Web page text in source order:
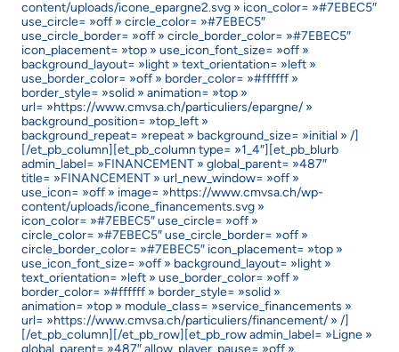
content/uploads/icone_epargne2.svg » icon_color= »#7EBEC5″
use_circle= »off » circle_color= »#7EBEC5″
use_circle_border= »off » circle_border_color= »#7EBEC5″
icon_placement= »top » use_icon_font_size= »off »
background_layout= »light » text_orientation= »left »
use_border_color= »off » border_color= »#ffffff »
border_style= »solid » animation= »top »
url= »https://www.cmvsa.ch/particuliers/epargne/ »
background_position= »top_left »
background_repeat= »repeat » background_size= »initial » /]
[/et_pb_column][et_pb_column type= »1_4″][et_pb_blurb
admin_label= »FINANCEMENT » global_parent= »487″
title= »FINANCEMENT » url_new_window= »off »
use_icon= »off » image= »https://www.cmvsa.ch/wp-
content/uploads/icone_financements.svg »
icon_color= »#7EBEC5″ use_circle= »off »
circle_color= »#7EBEC5″ use_circle_border= »off »
circle_border_color= »#7EBEC5″ icon_placement= »top »
use_icon_font_size= »off » background_layout= »light »
text_orientation= »left » use_border_color= »off »
border_color= »#ffffff » border_style= »solid »
animation= »top » module_class= »service_financements »
url= »https://www.cmvsa.ch/particuliers/financement/ » /]
[/et_pb_column][/et_pb_row][et_pb_row admin_label= »Ligne »
global_parent= »487″ allow_player_pause= »off »